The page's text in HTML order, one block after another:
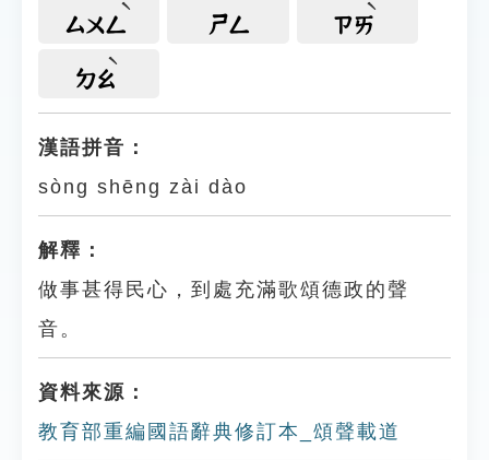
ㄙㄨㄥ ㄕㄥ ㄗㄞ
ㄉㄠ
漢語拼音：
sòng shēng zài dào
解釋：
做事甚得民心，到處充滿歌頌德政的聲
音。
資料來源：
教育部重編國語辭典修訂本_頌聲載道